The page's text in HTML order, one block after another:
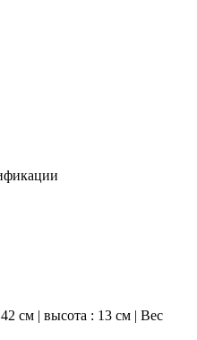
см | высота : 13 см | Вес